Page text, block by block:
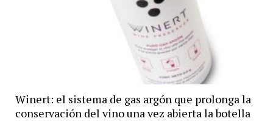
Winert: el sistema de gas argón que prolonga la
conservación del vino una vez abierta la botella